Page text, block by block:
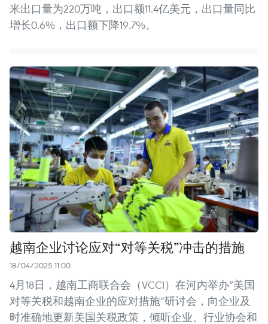
米出口量为220万吨，出口额11.4亿美元，出口量同比
增长0.6%，出口额下降19.7%。
越南企业讨论应对“对等关税”冲击的措施
18/04/2025 11:00
4月18日，越南工商联合会（VCCI）在河内举办“美国
对等关税和越南企业的应对措施”研讨会，向企业及
时准确地更新美国关税政策，倾听企业、行业协会和